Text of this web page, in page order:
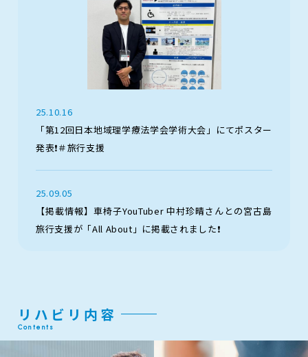
25.10.16
「第12回日本地域理学療法学会学術大会」にてポスター
発表❗️＃旅行支援
25.09.05
【掲載情報】車椅子YouTuber 中村珍晴さんとの宮古島
旅行支援が「All About」に掲載されました❗️
リハビリ内容
Contents